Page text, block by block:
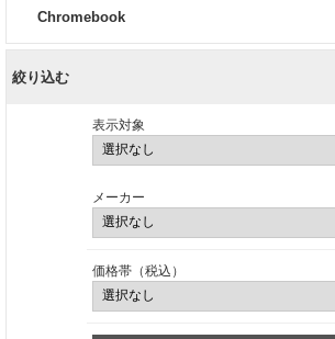
Chromebook
絞り込む
表示対象
メーカー
価格帯（税込）